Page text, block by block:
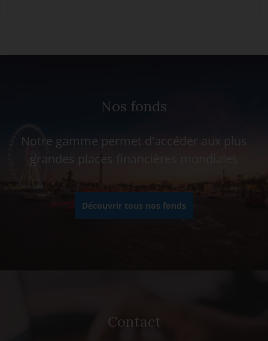
Nos fonds
Notre gamme permet d'accéder aux plus
grandes places financières mondiales
Découvrir tous nos fonds
Contact